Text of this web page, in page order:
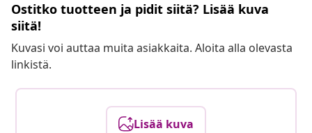
Ostitko tuotteen ja pidit siitä? Lisää kuva
siitä!
Kuvasi voi auttaa muita asiakkaita. Aloita alla olevasta
linkistä.
Lisää kuva